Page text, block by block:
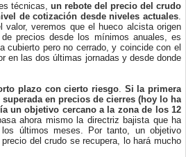
técnicas, un rebote del precio del crudo
de cotización desde niveles actuales.
veremos que el hueco alcista origen
precios desde los mínimos anuales, es
cubierto pero no cerrado, y coincide con el
en las dos últimas jornadas y desde donde
plazo con cierto riesgo. Si la primera
en precios de cierres (hoy lo ha
un objetivo cercano a la zona de los 12
ahora mismo la directriz bajista que ha
últimos meses. Por tanto, un objetivo
del crudo se recupera, lo hará mucho